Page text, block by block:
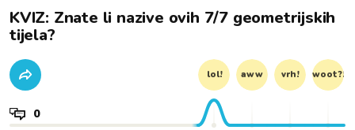
KVIZ: Znate li nazive ovih 7/7 geometrijskih
tijela?
lol! aww vrh! woot?!
0